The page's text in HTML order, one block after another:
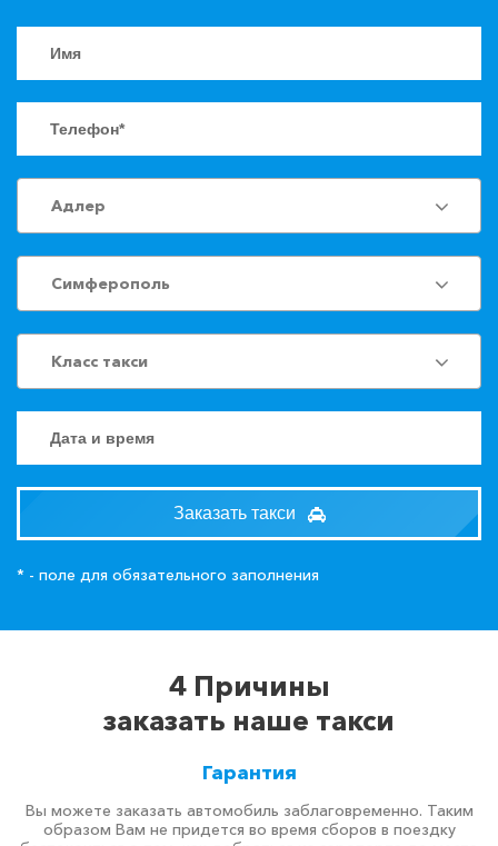
Адлер
Симферополь
Класс такси
Заказать такси
* - поле для обязательного заполнения
4 Причины
заказать наше такси
Гарантия
Вы можете заказать автомобиль заблаговременно. Таким
образом Вам не придется во время сборов в поездку